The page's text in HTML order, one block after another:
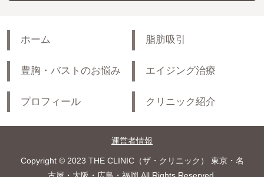
ホーム 脂肪吸引
豊胸・バストのお悩み エイジング治療
プロフィール クリニック紹介
運営者情報
Copyright © 2023 THE CLINIC（ザ・クリニック） 東京・名